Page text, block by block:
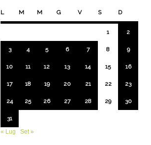
L M M G V S D
1 2
3 4 5 6 7 8 9
10 11 12 13 14 15 16
17 18 19 20 21 22 23
24 25 26 27 28 29 30
31
« Lug
Set »